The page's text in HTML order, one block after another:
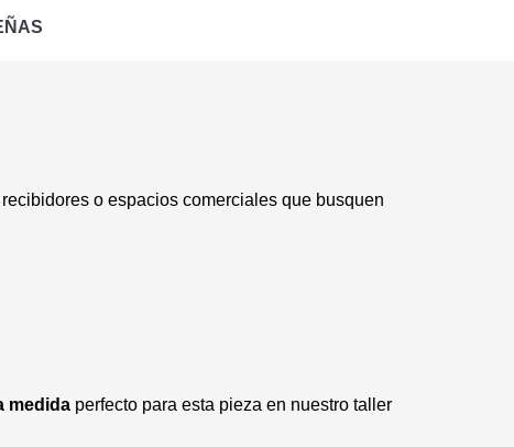
o espacios comerciales que busquen
medida perfecto para esta pieza en nuestro taller